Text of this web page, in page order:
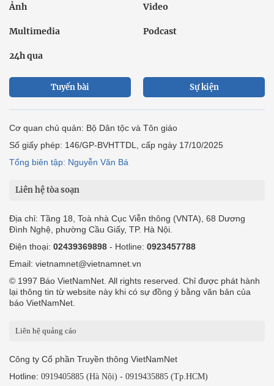
Ảnh Video
Multimedia Podcast
24h qua
Tuyến bài Sự kiện
Cơ quan chủ quản: Bộ Dân tộc và Tôn giáo
Số giấy phép: 146/GP-BVHTTDL, cấp ngày 17/10/2025
Tổng biên tập: Nguyễn Văn Bá
Liên hệ tòa soạn
Địa chỉ: Tầng 18, Toà nhà Cục Viễn thông (VNTA), 68 Dương
Đình Nghệ, phường Cầu Giấy, TP. Hà Nội.
Điện thoại: 02439369898 - Hotline: 0923457788
Email: vietnamnet@vietnamnet.vn
© 1997 Báo VietNamNet. All rights reserved. Chỉ được phát hành
lại thông tin từ website này khi có sự đồng ý bằng văn bản của
báo VietNamNet.
Liên hệ quảng cáo
Công ty Cổ phần Truyền thông VietNamNet
Hotline: 0919405885 (Hà Nội) - 0919435885 (Tp.HCM)